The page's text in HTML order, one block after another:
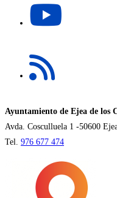
nueva
pestaña
en
nueva
pestaña
Ayuntamiento de Ejea de los
Avda. Cosculluela 1 -50600
Tel. 976 677 474